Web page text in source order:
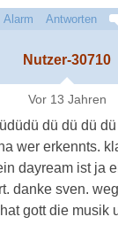
Alarm Antworten
Nutzer-30710
Vor 13 Jahren
dü dü dü
wer erkennts.
dayream ist ja
danke sven.
gott die musik